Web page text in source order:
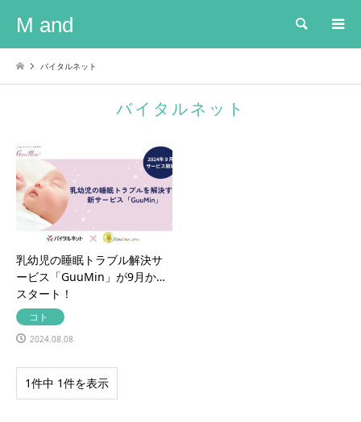
M and 検索
バイタルネット
バイタルネット
乳幼児の睡眠トラブル解決サ
ービス「GuuMin」が9月から
スタート！
コト
2024.08.08
1件中 1件を表示